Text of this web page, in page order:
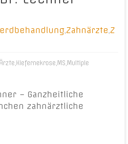
,Zahnärzte,Z
Ärzte, Kiefernekrose, MS, Multiple
– Ganzheitliche
zahnärztliche